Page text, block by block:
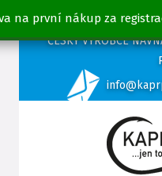
na první nákup za
ČESKÝ VÝROBCE